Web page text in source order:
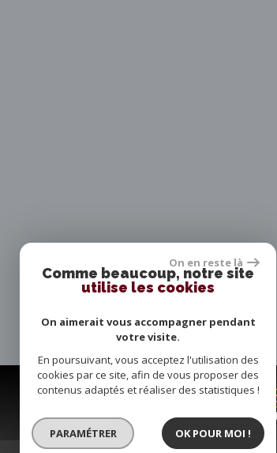
On en reste là
Comme beaucoup, notre site
utilise les cookies
On aimerait vous accompagner pendant
votre visite.
En poursuivant, vous acceptez l'utilisation des
cookies par ce site, afin de vous proposer des
contenus adaptés et réaliser des statistiques !
PARAMÉTRER OK POUR MOI !